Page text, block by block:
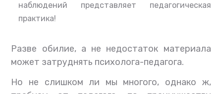
наблюдений представляет педагогическая
практика!
Разве обилие, а не недостаток материала
может затруднять психолога-педагога.
Но не слишком ли мы многого, однако ж,